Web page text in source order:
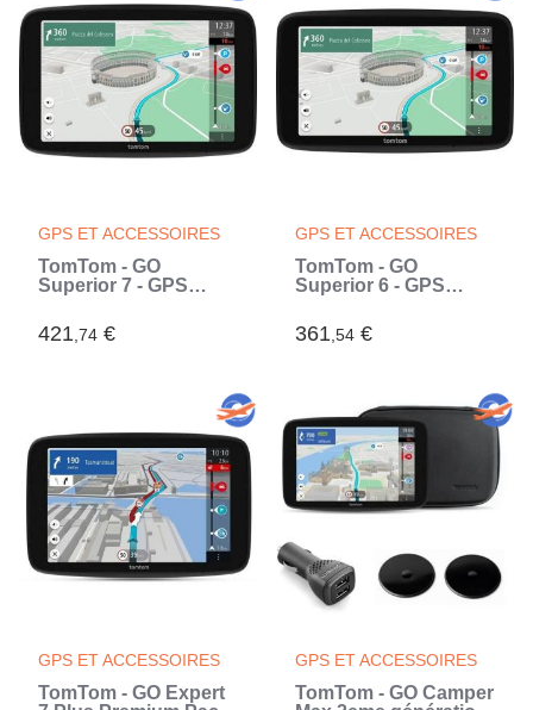
GPS ET ACCESSOIRES
TomTom - GO
Superior 7 - GPS
TomTom Traffic - 2
ans de services
421,74 €
GPS ET ACCESSOIRES
TomTom - GO
Superior 6 - GPS
TomTom Traffic - 2
ans de services
361,54 €
GPS ET ACCESSOIRES
TomTom - GO Expert
GPS ET ACCESSOIRES
TomTom - GO Camper